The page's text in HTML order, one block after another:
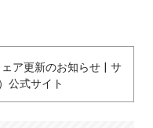
ア更新のお知らせ | サ
公式サイト